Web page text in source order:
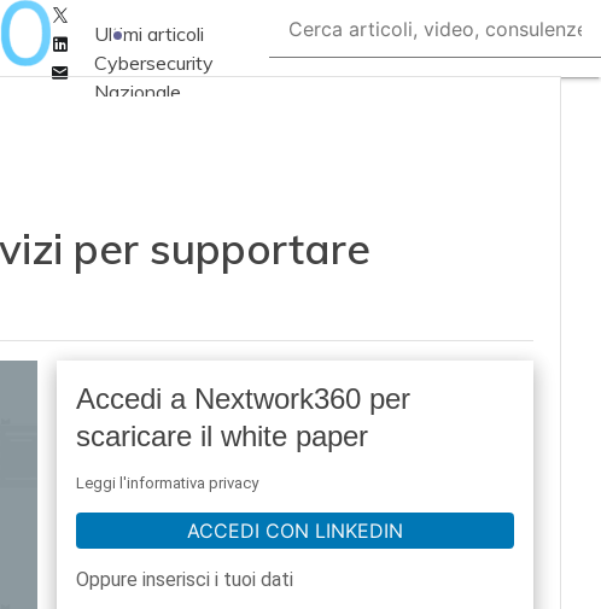
Linkedin
Email
Ultimi articoli
Cybersecurity
Nazionale
Soluzioni aziendali
Corsi cybersecurity
Chi siamo
per supportare
Accedi a Nextwork360 per
scaricare il white paper
Leggi l'informativa privacy
ACCEDI CON LINKEDIN
Oppure inserisci i tuoi dati